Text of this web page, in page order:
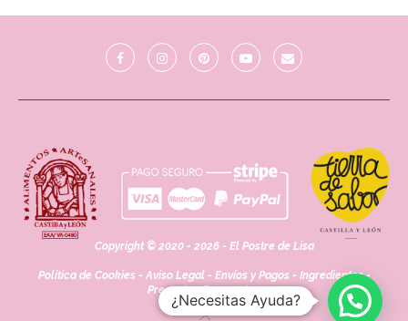
Copyright © 2020 - 2026 - El Postre de Lisa
Política de Cookies - Aviso Legal - Envíos y Pagos - Ingredientes-
Preguntas Frecuentes
¿Necesitas Ayuda?